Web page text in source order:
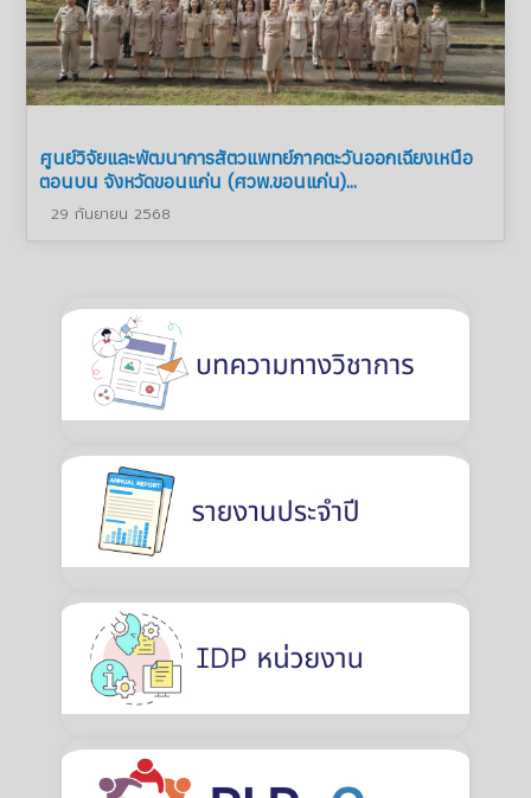
ศูนย์วิจัยและพัฒนาการสัตวแพทย์ภาคตะวันออกเฉียงเหนือ
ตอนบน จังหวัดขอนแก่น (ศวพ.ขอนแก่น)...
29 กันยายน 2568